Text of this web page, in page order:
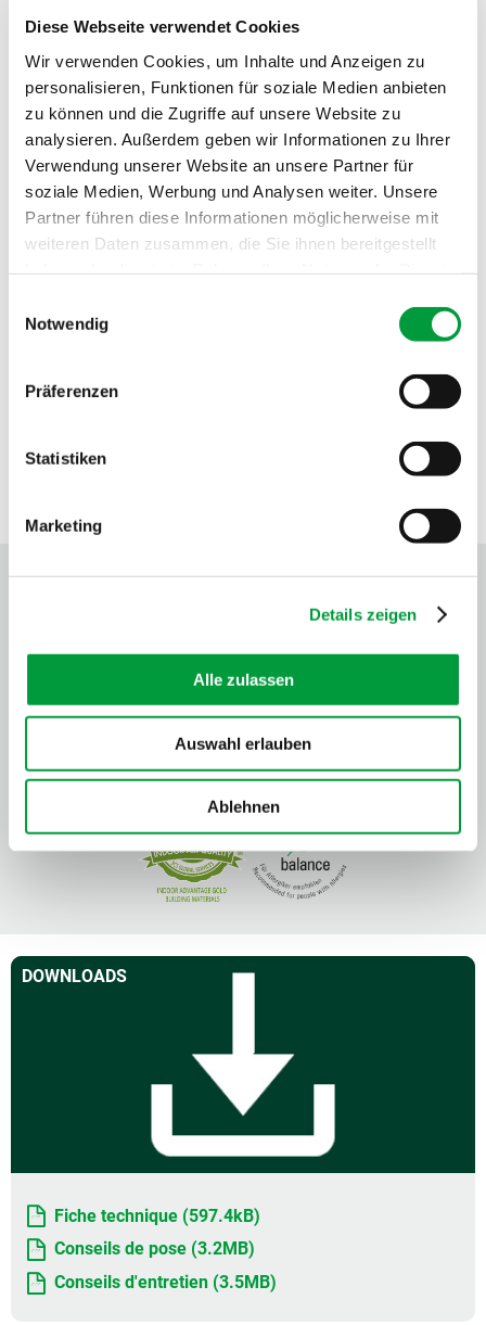
Diese Webseite verwendet Cookies
Wir verwenden Cookies, um Inhalte und Anzeigen zu
personalisieren, Funktionen für soziale Medien anbieten
zu können und die Zugriffe auf unsere Website zu
analysieren. Außerdem geben wir Informationen zu Ihrer
Verwendung unserer Website an unsere Partner für
soziale Medien, Werbung und Analysen weiter. Unsere
Partner führen diese Informationen möglicherweise mit
weiteren Daten zusammen, die Sie ihnen bereitgestellt
Notwendig
Präferenzen
Statistiken
Marketing
Details zeigen
Alle zulassen
Auswahl erlauben
Ablehnen
Comportement au
feu:
Cfl
0.1 NRC
SCEAU DE QUALITÉ
DOWNLOADS
Fiche technique (597.4kB)
Conseils de pose (3.2MB)
Conseils d'entretien (3.5MB)